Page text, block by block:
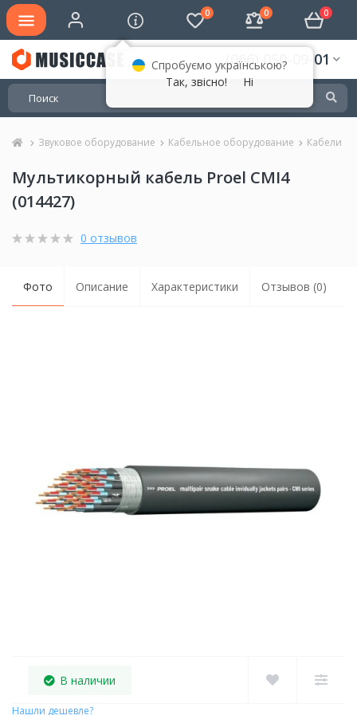
0 0 0
(066) 050-09-01
Звуковое оборудование Кабельное оборудование Кабели
Мультикорный кабель Proel CMI4
(014427)
0 отзывов
Фото Описание Характеристики Отзывов (0)
В наличии
Нашли дешевле?
Спробуємо українською?
Так, звісно!
Ні